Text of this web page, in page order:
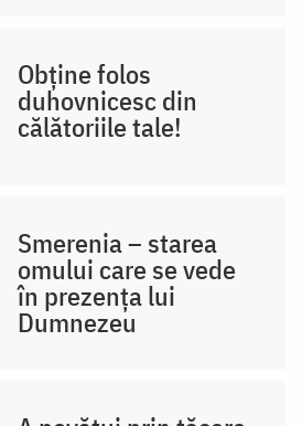
Obține folos
duhovnicesc din
călătoriile tale!
Smerenia – starea
omului care se vede
în prezența lui
Dumnezeu